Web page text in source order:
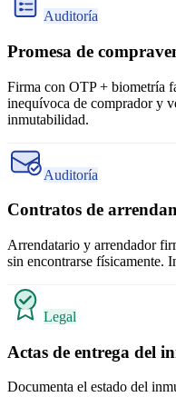
Auditoría
Promesa de
Firma con OTP + biometría
inequívoca de comprador y
inmutabilidad.
Auditoría
Contratos de
Arrendatario y arrendador
sin encontrarse físicamente.
Legal
Actas de entrega del
Documenta el estado del